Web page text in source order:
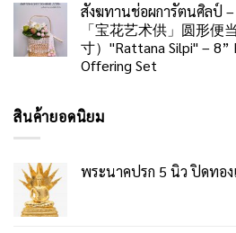
สังฆทานช่อผการัตนศิลป์
「宝花艺术供」圆形便
寸）"Rattana Silpi" – 8”
Offering Set
สินค้ายอดนิยม
พระนาคปรก 5 นิ้ว ปิดทอ